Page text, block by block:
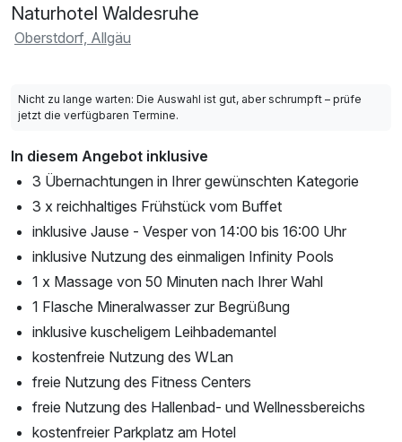
Naturhotel Waldesruhe
Oberstdorf, Allgäu
Nicht zu lange warten: Die Auswahl ist gut, aber schrumpft – prüfe
jetzt die verfügbaren Termine.
In diesem Angebot inklusive
3 Übernachtungen in Ihrer gewünschten Kategorie
3 x reichhaltiges Frühstück vom Buffet
inklusive Jause - Vesper von 14:00 bis 16:00 Uhr
inklusive Nutzung des einmaligen Infinity Pools
1 x Massage von 50 Minuten nach Ihrer Wahl
1 Flasche Mineralwasser zur Begrüßung
inklusive kuscheligem Leihbademantel
kostenfreie Nutzung des WLan
freie Nutzung des Fitness Centers
freie Nutzung des Hallenbad- und Wellnessbereichs
kostenfreier Parkplatz am Hotel